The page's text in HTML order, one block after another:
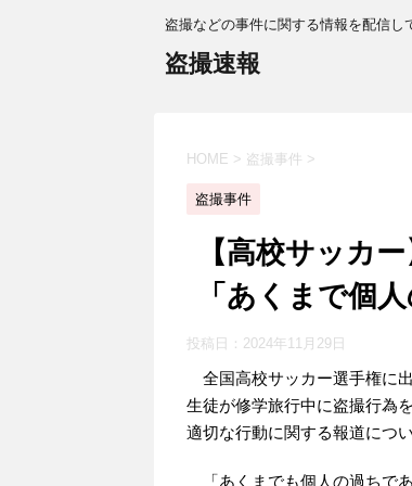
盗撮などの事件に関する情報を配信し
盗撮速報
HOME > 盗撮事件 >
盗撮事件
【高校サッカ
「あくまで個
投稿日： 2024年11月29日
全国高校サッカー選手権に
生徒が修学旅行中に盗撮行為
適切な行動に関する報道につ
「あくまでも個人の過ちで